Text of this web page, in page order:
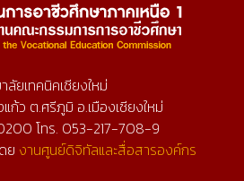
ลัยเทคนิคเชียงใหม่
แก้ว ต.ศรีภูมิ อ.เมืองเชียงใหม่
โทร. 053-217-708-9
ย งานศูนย์ดิจิทัลและสื่อสารองค์กร